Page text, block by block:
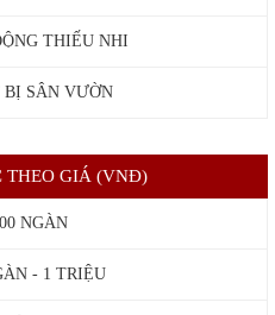
THIẾU NHI
BỊ SÂN VƯỜN
THEO GIÁ (VNĐ)
NGÀN
- 1 TRIỆU